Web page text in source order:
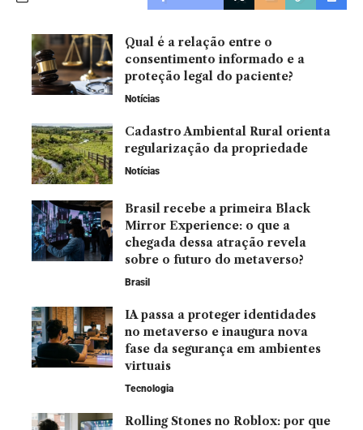
Qual é a relação entre o
consentimento informado e a
proteção legal do paciente?
Notícias
Cadastro Ambiental Rural orienta
regularização da propriedade
Notícias
Brasil recebe a primeira Black
Mirror Experience: o que a
chegada dessa atração revela
sobre o futuro do metaverso?
Brasil
IA passa a proteger identidades
no metaverso e inaugura nova
fase da segurança em ambientes
virtuais
Tecnologia
Rolling Stones no Roblox: por que